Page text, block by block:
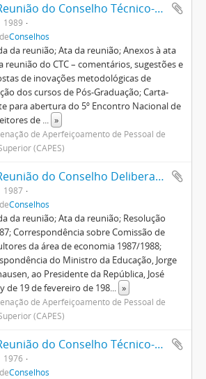
11ª Reunião do Conselho Técnico-Científico
1989
Conselhos
da reunião; Ata da reunião; Anexos à ata
reunião do CTC – comentários, sugestões e
de inovações metodológicas de
dos cursos de Pós-Graduação; Carta-
para abertura do 5º Encontro Nacional de
de ... »
de Aperfeiçoamento de Pessoal de
(CAPES)
12ª Reunião do Conselho Deliberativo
1987
Conselhos
da reunião; Ata da reunião; Resolução
Correspondência sobre Comissão de
da área de economia 1987/1988;
do Ministro da Educação, Jorge
ao Presidente da República, José
de 19 de fevereiro de 198... »
de Aperfeiçoamento de Pessoal de
(CAPES)
12ª Reunião do Conselho Técnico-Administrativo
1976
Conselhos